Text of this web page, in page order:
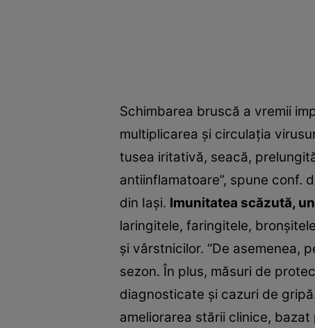
Schimbarea bruscă a vremii
multiplicarea şi circulaţia
tusea iritativă, seacă,
antiinflamatoare”, spune conf.
din Iaşi. Imunitatea scăzută,
laringitele, faringitele,
şi vârstnicilor. “De asemenea,
sezon. În plus, măsuri de
diagnosticate şi cazuri de
ameliorarea stării clinice,